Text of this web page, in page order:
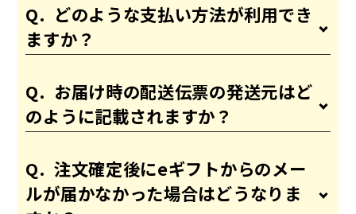
どのような支払い方法が利用でき
ますか？
お届け時の配送伝票の発送元はど
のように記載されますか？
注文確定後にeギフトからのメー
ルが届かなかった場合はどうなりま